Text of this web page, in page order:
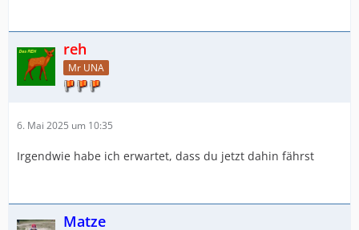
reh
Mr UNA
6. Mai 2025 um 10:35
Irgendwie habe ich erwartet, dass du jetzt dahin fährst
Matze